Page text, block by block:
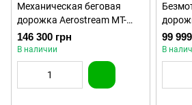
Механическая беговая
дорожка Aerostream MT-
763G
146 300 грн
В наличии
99
В